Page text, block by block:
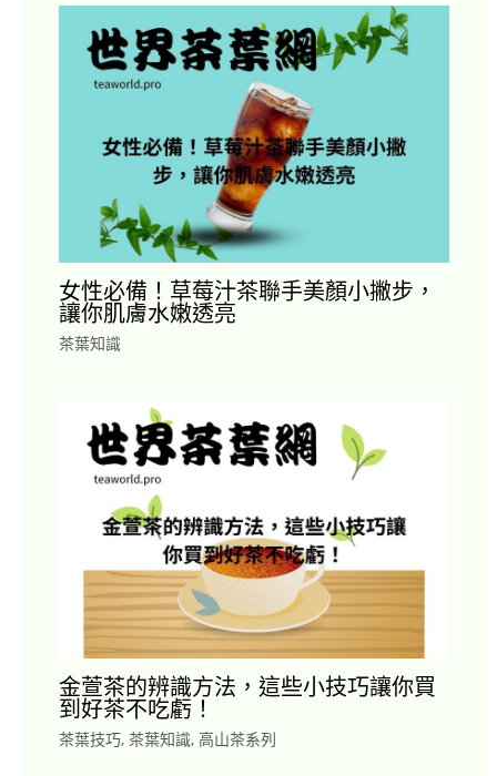
女性必備！草莓汁茶聯手美顏小撇步，
讓你肌膚水嫩透亮
茶葉知識
金萱茶的辨識方法，這些小技巧讓你買
到好茶不吃虧！
茶葉技巧, 茶葉知識, 高山茶系列